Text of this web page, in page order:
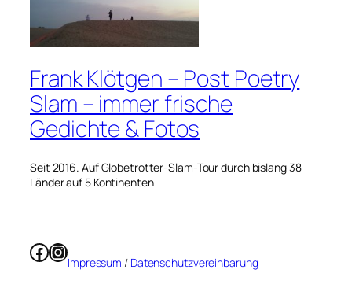
Frank Klötgen – Post Poetry
Slam – immer frische
Gedichte & Fotos
Seit 2016. Auf Globetrotter-Slam-Tour durch bislang 38
Länder auf 5 Kontinenten
Facebook
Instagram
Impressum / Datenschutzvereinbarung